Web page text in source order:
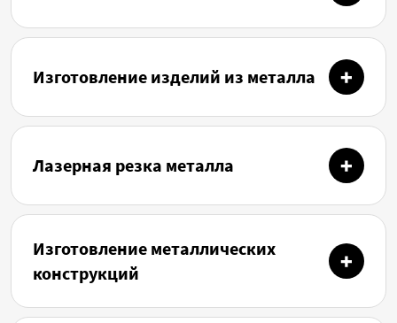
Изготовление изделий из металла
Лазерная резка металла
Изготовление металлических
конструкций